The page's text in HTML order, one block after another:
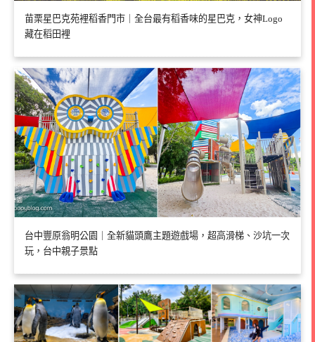
苗栗星巴克苑裡稻香門市｜全台最有稻香味的星巴克，女神Logo
藏在稻田裡
台中豐原翁明公園｜全新貓頭鷹主題遊戲場，超高滑梯、沙坑一次
玩，台中親子景點